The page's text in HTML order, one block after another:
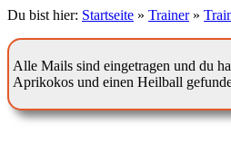
Du bist hier: Startseite » Trainer»
Alle Mails sind eingetragen und du
Aprikokos und einen Heilball